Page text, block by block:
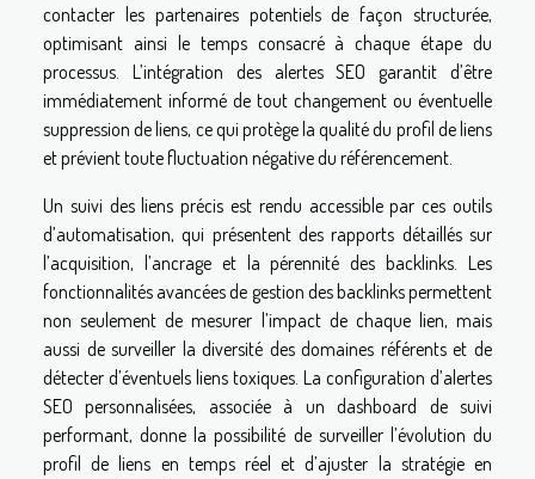
contacter les partenaires potentiels de façon structurée,
optimisant ainsi le temps consacré à chaque étape du
processus. L’intégration des alertes SEO garantit d’être
immédiatement informé de tout changement ou éventuelle
suppression de liens, ce qui protège la qualité du profil de liens
et prévient toute fluctuation négative du référencement.
Un suivi des liens précis est rendu accessible par ces outils
d’automatisation, qui présentent des rapports détaillés sur
l’acquisition, l’ancrage et la pérennité des backlinks. Les
fonctionnalités avancées de gestion des backlinks permettent
non seulement de mesurer l’impact de chaque lien, mais
aussi de surveiller la diversité des domaines référents et de
détecter d’éventuels liens toxiques. La configuration d’alertes
SEO personnalisées, associée à un dashboard de suivi
performant, donne la possibilité de surveiller l’évolution du
profil de liens en temps réel et d’ajuster la stratégie en